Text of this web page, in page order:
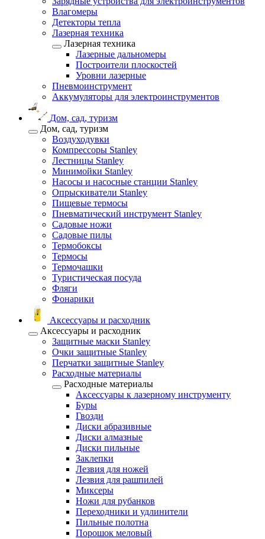
Влагомеры
Детекторы тепла
Лазерная техника
Лазерная техника
Лазерные дальномеры
Построители плоскостей
Уровни лазерные
Пневмоинструмент
Аккумуляторы для электроинструментов
Дом, сад, туризм
Дом, сад, туризм
Воздуходувки
Компрессоры Stanley
Лестницы Stanley
Минимойки Stanley
Насосы и насосные станции Stanley
Опрыскиватели Stanley
Пищевые термосы
Пневматический инструмент Stanley
Садовые ножи
Садовые пилы
Термобоксы
Термосы
Термочашки
Туристическая посуда
Фляги
Фонарики
Аксессуары и расходник
Аксессуары и расходник
Защитные маски Stanley
Очки защитные Stanley
Перчатки защитные Stanley
Расходные материалы
Расходные материалы
Аксессуары к лазерному инструменту
Буры
Гвозди
Диски абразивные
Диски алмазные
Диски пильные
Заклепки
Лезвия для ножей
Лезвия для рашпилей
Миксеры
Ножи для рубанков
Переходники и удлинители
Пильные полотна
Порошок меловый